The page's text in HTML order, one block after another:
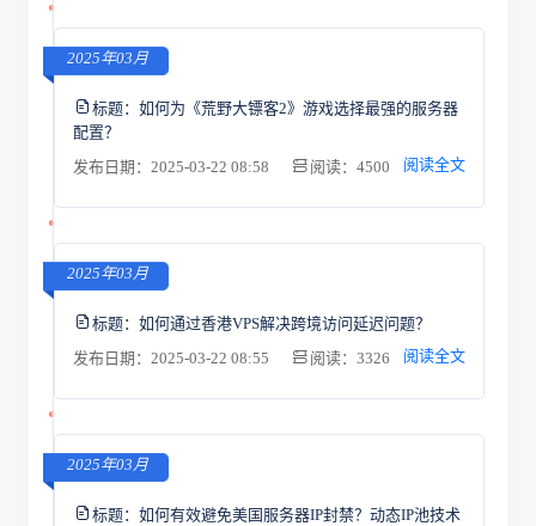
2025年03月
标题： 如何为《荒野大镖客2》游戏选择最强的服务器
配置？
发布日期：2025-03-22 08:58
阅读：4500 阅读全文
2025年03月
标题： 如何通过香港VPS解决跨境访问延迟问题？
发布日期：2025-03-22 08:55
阅读：3326 阅读全文
2025年03月
标题： 如何有效避免美国服务器IP封禁？动态IP池技术